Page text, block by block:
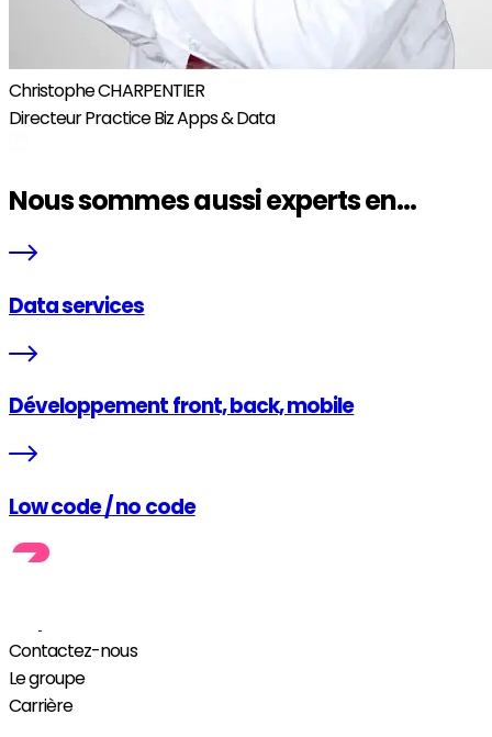
Christophe CHARPENTIER
Directeur Practice Biz Apps & Data
Nous sommes aussi experts en...
Data services
Développement front, back, mobile
Low code / no code
Contactez-nous
Le groupe
Carrière